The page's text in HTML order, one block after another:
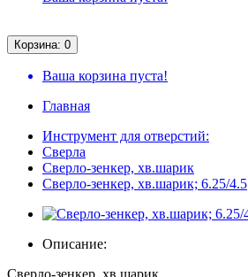
Корзина: 0
Ваша корзина пуста!
Главная
Инструмент для отверстий:
Сверла
Сверло-зенкер, хв.шарик
Сверло-зенкер, хв.шарик; 6.25/4.5
Описание: